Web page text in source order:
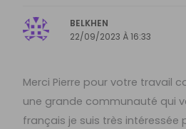
BELKHEN
22/09/2023 À 16:33
Merci Pierre pour votre travail
une grande communauté qui
français je suis très intéressée